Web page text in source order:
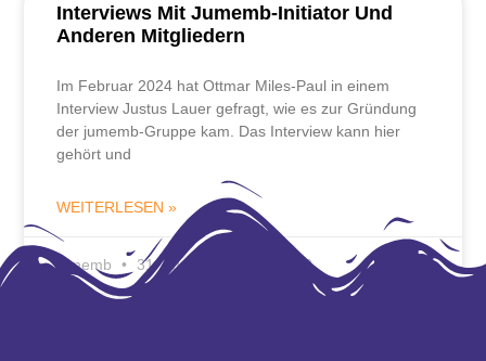
Interviews Mit Jumemb-Initiator Und
Anderen Mitgliedern
Im Februar 2024 hat Ottmar Miles-Paul in einem
Interview Justus Lauer gefragt, wie es zur Gründung
der jumemb-Gruppe kam. Das Interview kann hier
gehört und
WEITERLESEN »
jumemb 31. August 2025 12:40